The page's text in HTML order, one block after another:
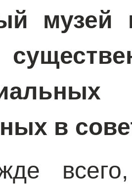
музей
в